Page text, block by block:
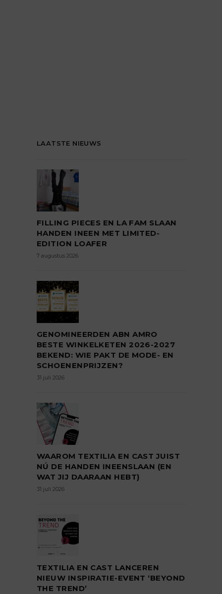
LAATSTE NIEUWS
FILLING PIECES EN LA FAM SLAAN
HANDEN INEEN MET LIMITED-
EDITION LOAFER
7 augustus 2026
GENOMINEERDEN ABN AMRO
BESTE WINKELKETEN 2026-2027
BEKEND: WIE PAKT DE MODE- EN
SCHOENENPRIJZEN?
31 juli 2026
WAAROM TEXTILIA EN CAST JUIST
NÚ DE HANDEN INEENSLAAN (EN
WAT JIJ DAARAAN HEBT)
31 juli 2026
TEXTILIA EN CAST LANCEREN
NIEUW INSPIRATIE-EVENT ‘BEYOND
THE TREND’